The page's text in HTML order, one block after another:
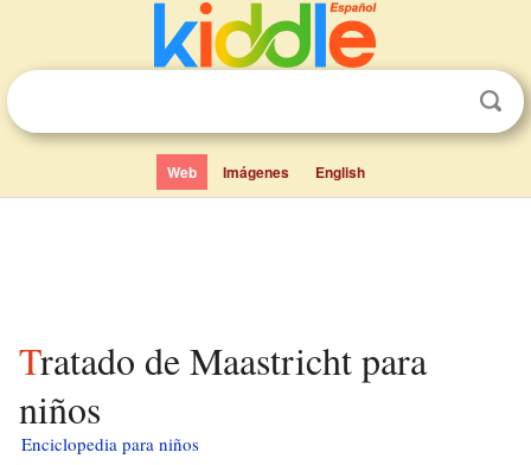
Web Imágenes English
Tratado de Maastricht para
niños
Enciclopedia para niños